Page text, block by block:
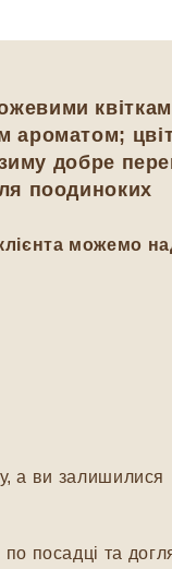
ароматом;
добре
поодиноких
можемо
а ви залишилися
посадці та